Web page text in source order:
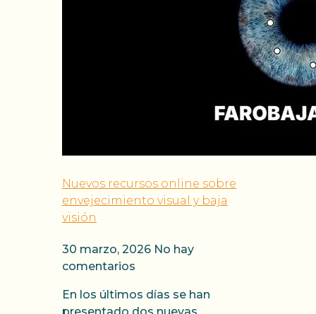
Nuevos recursos online sobre
envejecimiento visual y baja
visión
30 marzo, 2026 No hay
comentarios
En los últimos días se han